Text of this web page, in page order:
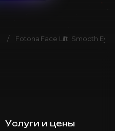
Fotona Face Lift: Smooth Eyes
Услуги и цены